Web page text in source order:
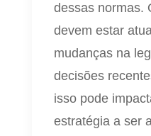
dessas normas.
devem estar
mudanças na
decisões
isso pode
estratégia a ser